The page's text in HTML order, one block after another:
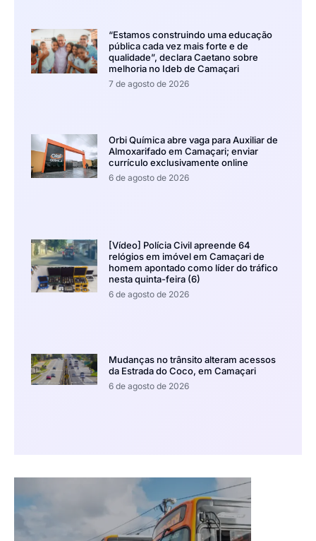
“Estamos construindo uma educação
pública cada vez mais forte e de
qualidade”, declara Caetano sobre
melhoria no Ideb de Camaçari
7 de agosto de 2026
Orbi Química abre vaga para Auxiliar de
Almoxarifado em Camaçari; enviar
currículo exclusivamente online
6 de agosto de 2026
[Vídeo] Polícia Civil apreende 64
relógios em imóvel em Camaçari de
homem apontado como líder do tráfico
nesta quinta-feira (6)
6 de agosto de 2026
Mudanças no trânsito alteram acessos
da Estrada do Coco, em Camaçari
6 de agosto de 2026